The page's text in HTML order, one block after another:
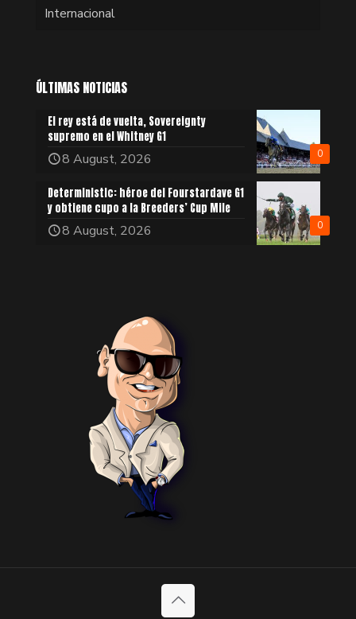
Internacional
ÚLTIMAS NOTICIAS
0
El rey está de vuelta, Sovereignty
supremo en el Whitney G1
8 August, 2026
0
Deterministic: héroe del Fourstardave G1
y obtiene cupo a la Breeders’ Cup Mile
8 August, 2026